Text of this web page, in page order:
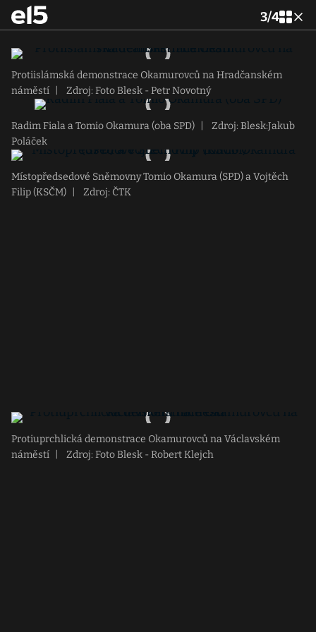
3/4
Protiislámská demonstrace Okamurovců na Hradčanském
náměstí
Zdroj: Foto Blesk - Petr Novotný
Radim Fiala a Tomio Okamura (oba SPD)
Zdroj: Blesk:Jakub
Poláček
Místopředsedové Sněmovny Tomio Okamura (SPD) a Vojtěch
Filip (KSČM)
Zdroj: ČTK
Protiuprchlická demonstrace Okamurovců na Václavském
náměstí
Zdroj: Foto Blesk - Robert Klejch